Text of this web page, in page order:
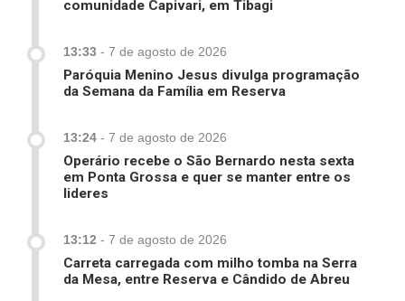
comunidade Capivari, em Tibagi
13:33 - 7 de agosto de 2026
Paróquia Menino Jesus divulga programação
da Semana da Família em Reserva
13:24 - 7 de agosto de 2026
Operário recebe o São Bernardo nesta sexta
em Ponta Grossa e quer se manter entre os
lideres
13:12 - 7 de agosto de 2026
Carreta carregada com milho tomba na Serra
da Mesa, entre Reserva e Cândido de Abreu